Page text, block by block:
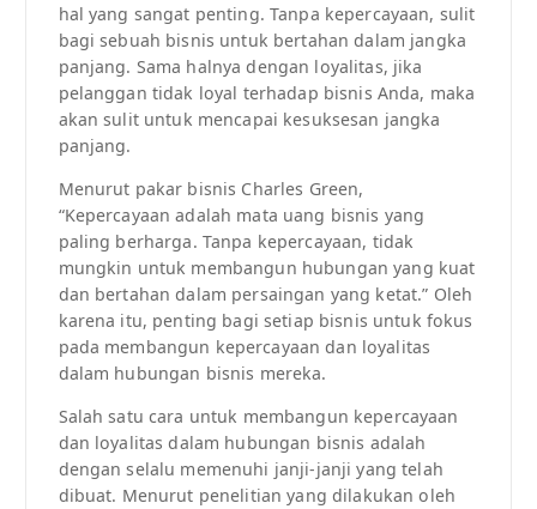
hal yang sangat penting. Tanpa kepercayaan, sulit
bagi sebuah bisnis untuk bertahan dalam jangka
panjang. Sama halnya dengan loyalitas, jika
pelanggan tidak loyal terhadap bisnis Anda, maka
akan sulit untuk mencapai kesuksesan jangka
panjang.
Menurut pakar bisnis Charles Green,
“Kepercayaan adalah mata uang bisnis yang
paling berharga. Tanpa kepercayaan, tidak
mungkin untuk membangun hubungan yang kuat
dan bertahan dalam persaingan yang ketat.” Oleh
karena itu, penting bagi setiap bisnis untuk fokus
pada membangun kepercayaan dan loyalitas
dalam hubungan bisnis mereka.
Salah satu cara untuk membangun kepercayaan
dan loyalitas dalam hubungan bisnis adalah
dengan selalu memenuhi janji-janji yang telah
dibuat. Menurut penelitian yang dilakukan oleh